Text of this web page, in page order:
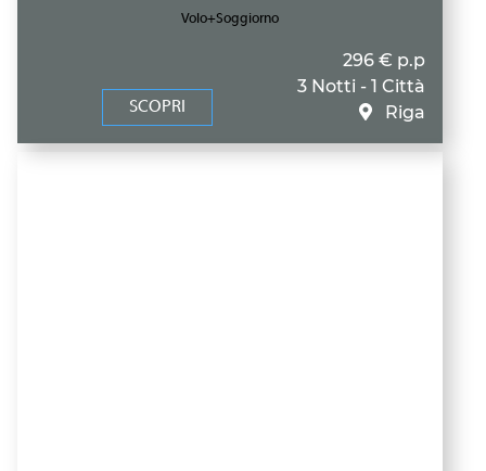
Volo+Soggiorno
SCOPRI
296 € p.p
3 Notti - 1 Città
Riga